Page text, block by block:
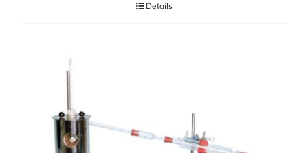
Details